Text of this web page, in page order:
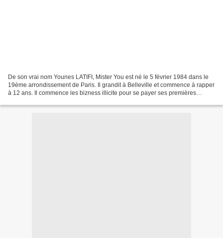
De son vrai nom Younes LATIFI, Mister You est né le 5 février 1984 dans le
19ème arrondissement de Paris. Il grandit à Belleville et commence à rapper
à 12 ans. Il commence les bizness illicite pour se payer ses premières